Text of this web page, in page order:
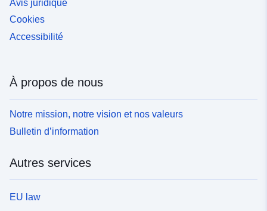
Avis juridique
Cookies
Accessibilité
À propos de nous
Notre mission, notre vision et nos valeurs
Bulletin d’information
Autres services
EU law